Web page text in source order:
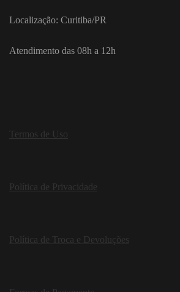
Localização: Curitiba/PR
Atendimento das 08h a 12h
Termos de Uso
Política de Privacidade
Política de Troca e Devoluções